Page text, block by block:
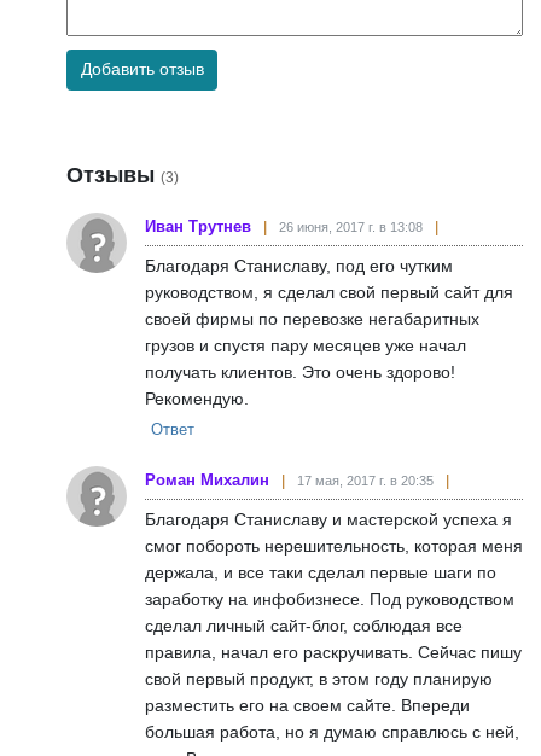
Добавить отзыв
Отзывы (3)
Иван Трутнев 26 июня, 2017 г. в 13:08
Благодаря Станиславу, под его чутким
руководством, я сделал свой первый сайт для
своей фирмы по перевозке негабаритных
грузов и спустя пару месяцев уже начал
получать клиентов. Это очень здорово!
Рекомендую.
Ответ
Роман Михалин 17 мая, 2017 г. в 20:35
Благодаря Станиславу и мастерской успеха я
смог побороть нерешительность, которая меня
держала, и все таки сделал первые шаги по
заработку на инфобизнесе. Под руководством
сделал личный сайт-блог, соблюдая все
правила, начал его раскручивать. Сейчас пишу
свой первый продукт, в этом году планирую
разместить его на своем сайте. Впереди
большая работа, но я думаю справлюсь с ней,